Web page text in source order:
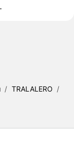
/ TRALALERO /